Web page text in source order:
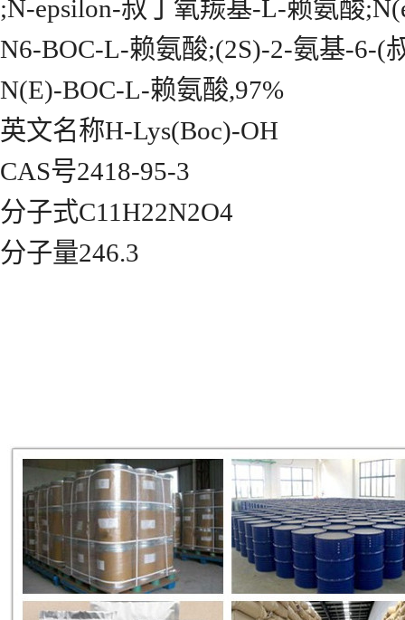
;N-epsilon-叔丁氧羰基-L-赖氨酸
N6-BOC-L-赖氨酸;(2S)-2-氨基-6-(
N(E)-BOC-L-赖氨酸,97%
英文名称H-Lys(Boc)-OH
CAS号2418-95-3
分子式C11H22N2O4
分子量246.3